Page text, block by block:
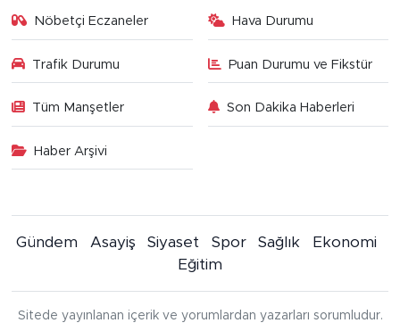
Nöbetçi Eczaneler Hava Durumu
Trafik Durumu Puan Durumu ve Fikstür
Tüm Manşetler Son Dakika Haberleri
Haber Arşivi
Gündem Asayiş Siyaset Spor Sağlık
Ekonomi
Eğitim
Sitede yayınlanan içerik ve yorumlardan yazarları sorumludur.